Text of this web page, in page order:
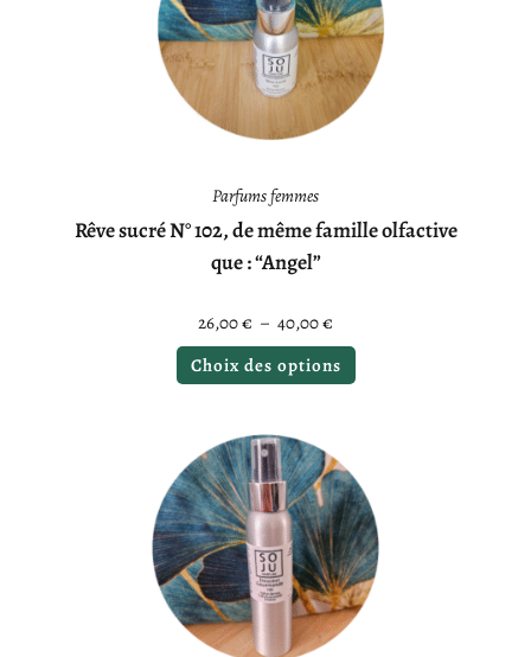
Parfums femmes
Rêve sucré N° 102, de même famille olfactive
que : “Angel”
26,00€ – 40,00€
Choix des options